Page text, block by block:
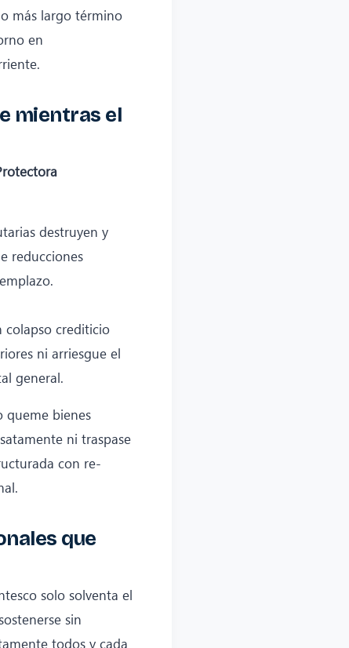
más largo término
en
mientras el
destruyen y
reducciones
colapso crediticio
ni arriesgue el
general.
queme bienes
ni traspase
con re-
que
solo solventa el
sin
todos y cada